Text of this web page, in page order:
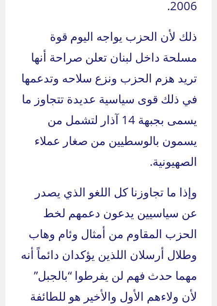
2006.
ذلك لأن الحزب يواجه اليوم قوة
مسلحة داخل لبنان تعلن صراحة أنها
تريد هزم الحزب ونزع سلاحه وتدعمها
في ذلك قوى سياسية عديدة تتجاوز ما
يسمى بجبهة 14 آذار لتشمل من
يسمون بالوسطيين من صغار عملاء
الصهيونية.
وإذا ما تجاوزنا كل اللغو الذي يصدر
عن سياسيين يدعون دعمهم لخط
الحزب المقاوم من أمثال وئام وهاب
وطلال أرسلان اللذين يؤكدان دائماً أنه
مهما حدث فهم لن يفرطوا “بالجبل”
لأن ولاءهم الأول والأخير هو للطائفة